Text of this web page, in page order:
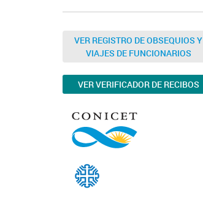
VER REGISTRO DE OBSEQUIOS Y
VIAJES DE FUNCIONARIOS
VER VERIFICADOR DE RECIBOS